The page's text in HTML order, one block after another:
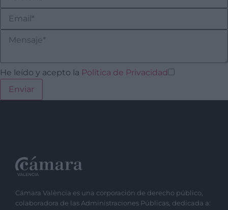
He leído y acepto la Política de Privacidad
Cámara València es una corporación de derecho público,
colaboradora de las Administraciones Públicas, dedicada a: